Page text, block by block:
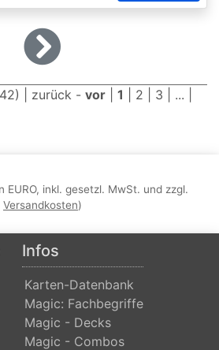
| zurück - vor 1 2 3 | ... |
EURO, inkl. gesetzl. MwSt. und zzgl.
Versandkosten)
Infos
Karten-Datenbank
Magic: Fachbegriffe
Magic - Decks
Magic - Combos